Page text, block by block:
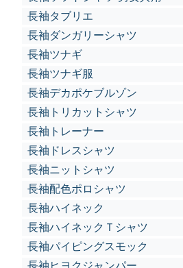
長袖タブリエ
長袖ダンガリーシャツ
長袖ツナギ
長袖ツナギ服
長袖デカポケブルゾン
長袖トリカットシャツ
長袖トレーナー
長袖ドレスシャツ
長袖ニットシャツ
長袖配色ポロシャツ
長袖ハイネック
長袖ハイネックＴシャツ
長袖パイピングスモック